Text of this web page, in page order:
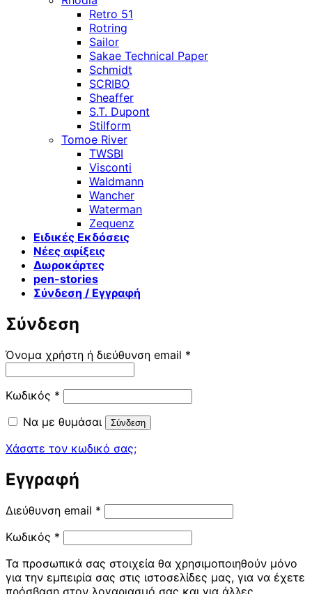
Retro 51
Rotring
Sailor
Sakae Technical Paper
Schmidt
SCRIBO
Sheaffer
S.T. Dupont
Stilform
Tomoe River
TWSBI
Visconti
Waldmann
Wancher
Waterman
Zequenz
Ειδικές Εκδόσεις
Νέες αφίξεις
Δωροκάρτες
pen-stories
Σύνδεση / Εγγραφή
Σύνδεση
Όνομα χρήστη ή διεύθυνση email *
Κωδικός * Απαιτείται
Να με θυμάσαι
Σύνδεση
Χάσατε τον κωδικό σας;
Εγγραφή
Διεύθυνση email * Απαιτείται
Κωδικός * Απαιτείται
Τα προσωπικά σας στοιχεία θα χρησιμοποιηθούν μόνο
για την εμπειρία σας στις ιστοσελίδες μας, για να έχετε
πρόσβαση στον λογαριασμό σας και για άλλες